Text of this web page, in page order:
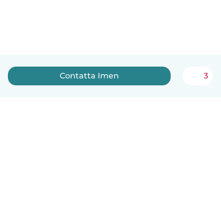
Contatta Imen 3